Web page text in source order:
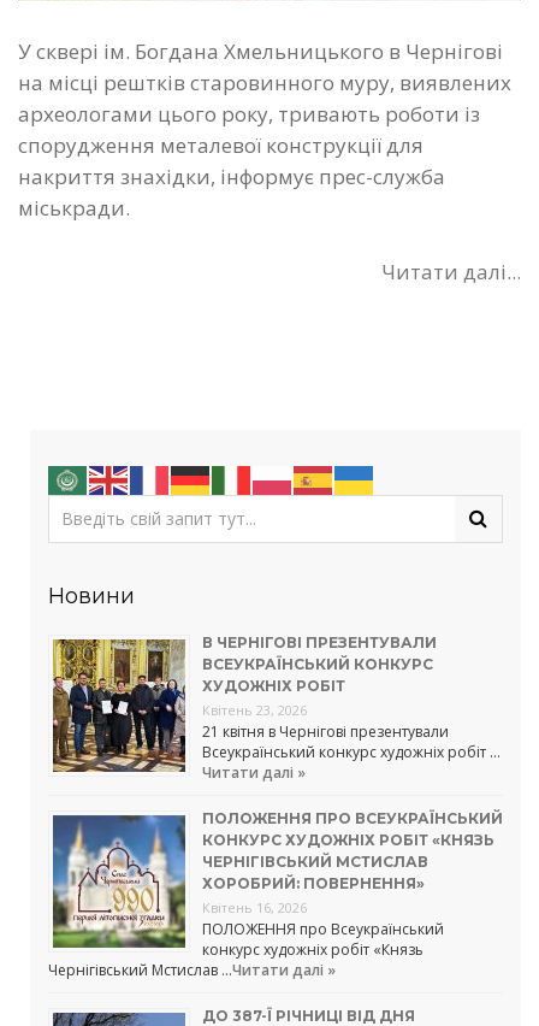
У сквері ім. Богдана Хмельницького в Чернігові
на місці рештків старовинного муру, виявлених
археологами цього року, тривають роботи із
спорудження металевої конструкції для
накриття знахідки, інформує прес-служба
міськради.
Читати далі...
Новини
В ЧЕРНІГОВІ ПРЕЗЕНТУВАЛИ
ВСЕУКРАЇНСЬКИЙ КОНКУРС
ХУДОЖНІХ РОБІТ
Квітень 23, 2026
21 квітня в Чернігові презентували
Всеукраїнський конкурс художніх робіт …
Читати далі »
ПОЛОЖЕННЯ ПРО ВСЕУКРАЇНСЬКИЙ
КОНКУРС ХУДОЖНІХ РОБІТ «КНЯЗЬ
ЧЕРНІГІВСЬКИЙ МСТИСЛАВ
ХОРОБРИЙ: ПОВЕРНЕННЯ»
Квітень 16, 2026
ПОЛОЖЕННЯ про Всеукраїнський
конкурс художніх робіт «Князь
Чернігівський Мстислав …Читати далі »
ДО 387-Ї РІЧНИЦІ ВІД ДНЯ